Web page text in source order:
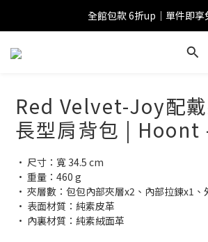
全館包款 6折up｜單件即享
Red Velvet-Joy配
長型肩背包 |
• 尺寸：寬 34.5 cm
• 重量：460 g
• 夾層數：包包內部夾層x2、內部拉鍊x1、
• 表面材質：純素皮革
• 內裏材質：純素絨面革